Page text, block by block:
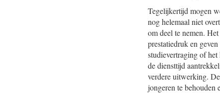
Tegelijkertijd mogen
nog helemaal niet
om deel te nemen.
prestatiedruk en
studievertraging of
de diensttijd
verdere uitwerking.
jongeren te behouden